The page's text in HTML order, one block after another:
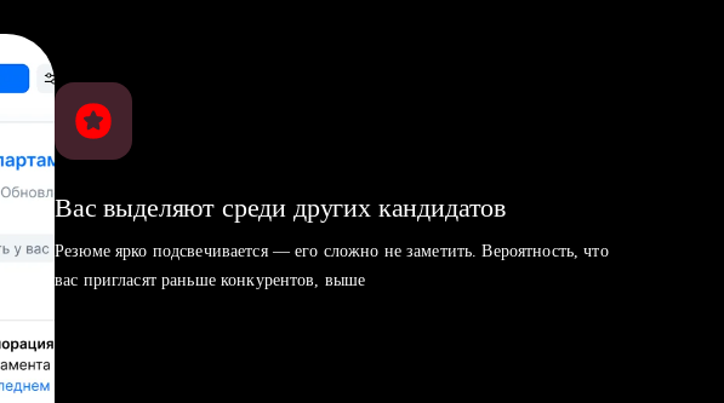
Вас выделяют среди других кандидатов
Резюме ярко подсвечивается — его сложно не заметить. Вероятность, что
вас пригласят раньше конкурентов, выше